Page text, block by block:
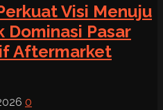
Visi Menuju
Dominasi Pasar
Aftermarket
0